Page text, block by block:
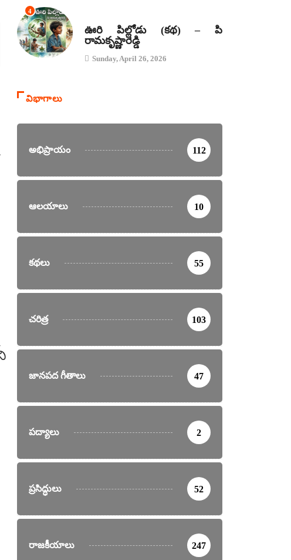
జూన్ 6 వరకు ఊరేగింపులు, ర్యాలీలకు అనుమతి లేదు
4
ఊరి పిల్లోడు (కథ) – పి
రామకృష్ణారెడ్డి
Sunday, April 26, 2026
విభాగాలు
అభిప్రాయం 112
ఆలయాలు 10
కథలు 55
చరిత్ర 103
జానపద గీతాలు 47
పద్యాలు 2
ప్రసిద్ధులు 52
రాజకీయాలు 247